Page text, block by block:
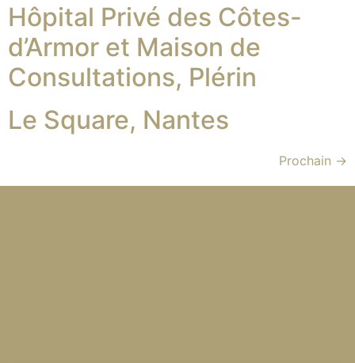
Hôpital Privé des Côtes-
d’Armor et Maison de
Consultations, Plérin
Le Square, Nantes
Prochain →